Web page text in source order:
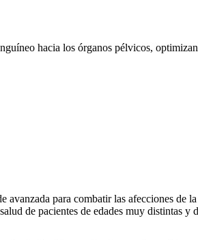
hacia los órganos pélvicos,
para combatir las afecciones de
de pacientes de edades muy distintas y